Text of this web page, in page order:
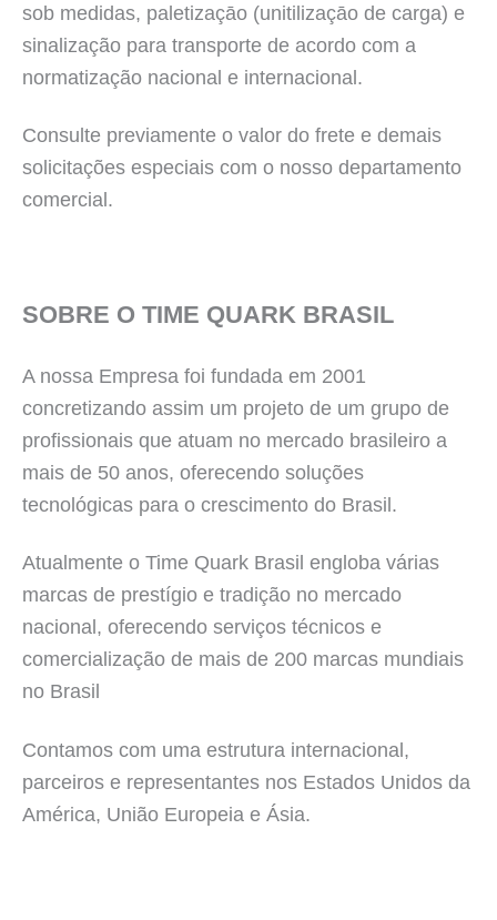
sob medidas, paletizaçāo (unitilizaçāo de carga) e
sinalização para transporte de acordo com a
normatização nacional e internacional.
Consulte previamente o valor do frete e demais
solicitações especiais com o nosso departamento
comercial.
SOBRE O TIME QUARK BRASIL
A nossa Empresa foi fundada em 2001
concretizando assim um projeto de um grupo de
profissionais que atuam no mercado brasileiro a
mais de 50 anos, oferecendo soluções
tecnológicas para o crescimento do Brasil.
Atualmente o Time Quark Brasil engloba várias
marcas de prestígio e tradição no mercado
nacional, oferecendo serviços técnicos e
comercialização de mais de 200 marcas mundiais
no Brasil
Contamos com uma estrutura internacional,
parceiros e representantes nos Estados Unidos da
América, União Europeia e Ásia.